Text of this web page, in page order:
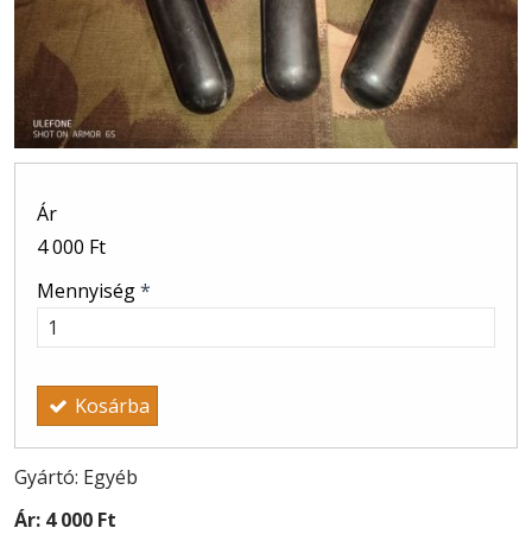
Ár
4 000 Ft
Mennyiség*
Kosárba
Gyártó: Egyéb
Ár: 4 000 Ft